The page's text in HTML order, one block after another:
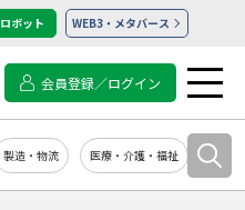
ロボット WEB3・メタバース
会員登録／ログイン
製造・物流 医療・介護・福祉 シス